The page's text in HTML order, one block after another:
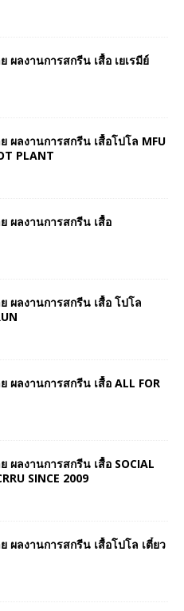
ผลงานการสกรีน เสื้อ เยเรมีย์
ผลงานการสกรีน เสื้อโปโล MFU
PLANT
ผลงานการสกรีน เสื้อ
ผลงานการสกรีน เสื้อ โปโล
ผลงานการสกรีน เสื้อ ALL FOR
ผลงานการสกรีน เสื้อ SOCIAL
SINCE 2009
ผลงานการสกรีน เสื้อโปโล เตี๋ยว